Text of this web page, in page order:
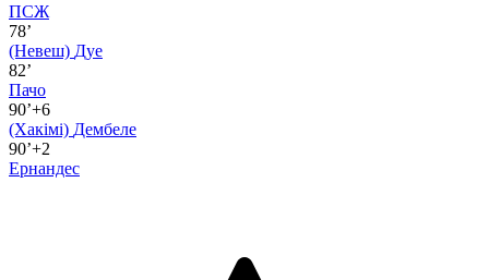
ПСЖ
78’
(Невеш) Дуе
82’
Пачо
90’+6
(Хакімі) Дембеле
90’+2
Ернандес